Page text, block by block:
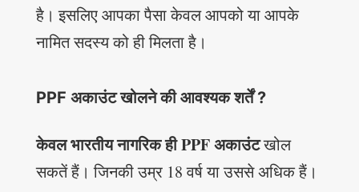
है। इसलिए आपका पैसा केवल आपको या आपके
नामित सदस्य को ही मिलता है।
PPF अकाउंट खोलने की आवश्यक शर्तें ?
केवल भारतीय नागरिक ही PPF अकाउंटखोल
सकतें हैं। जिनकी उम्र 18 वर्ष या उससे अधिक हैं।